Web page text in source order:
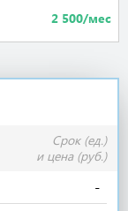
2 500/мес
Срок (ед.)
и цена (руб.)
-